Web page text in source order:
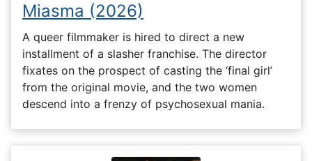
Miasma (2026)
A queer filmmaker is hired to direct a new
installment of a slasher franchise. The director
fixates on the prospect of casting the ‘final girl’
from the original movie, and the two women
descend into a frenzy of psychosexual mania.